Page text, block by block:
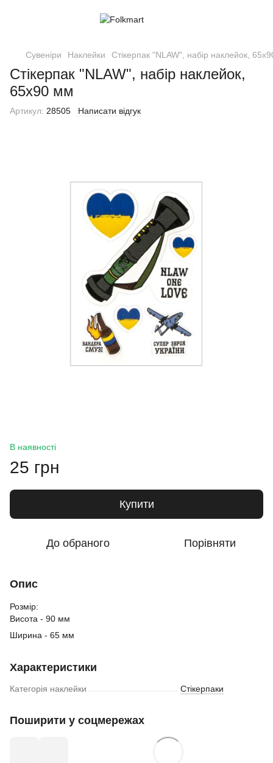
Сувеніри Наклейки Стікерпак "NLAW", набір наклейок,
Стікерпак "NLAW", набір наклейок,
65х90 мм
Артикул: 28505 Написати відгук
В наявності
25 грн
Купити
До обраного Порівняти
Опис
Розмір:
Висота - 90 мм
Ширина - 65 мм
Характеристики
Категорія наклейки Стікерпаки
Поширити у соцмережах